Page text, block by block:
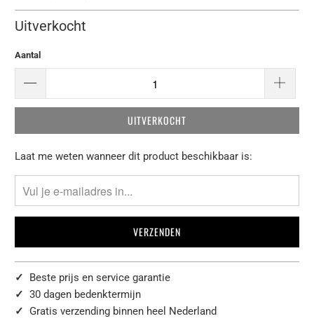
Uitverkocht
Aantal
UITVERKOCHT
Laat
me
weten
}}
beschikbaar
komt
Laat me weten wanneer dit product beschikbaar is:
✓ Beste prijs en service garantie
✓30 dagen bedenktermijn
✓ Gratis verzending binnen heel Nederland